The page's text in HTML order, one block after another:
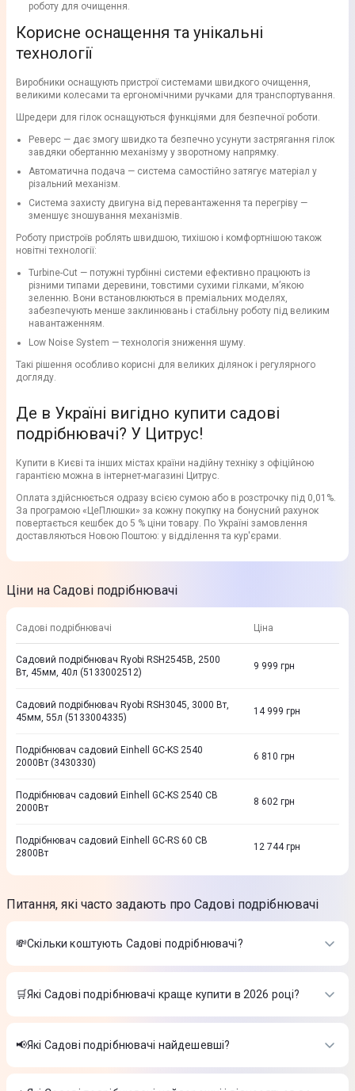
роботу для очищення.
Корисне оснащення та унікальні
технології
Виробники оснащують пристрої системами швидкого очищення,
великими колесами та ергономічними ручками для транспортування.
Шредери для гілок оснащуються функціями для безпечної роботи.
Реверс — дає змогу швидко та безпечно усунути застрягання гілок
завдяки обертанню механізму у зворотному напрямку.
Автоматична подача — система самостійно затягує матеріал у
різальний механізм.
Система захисту двигуна від перевантаження та перегріву —
зменшує зношування механізмів.
Роботу пристроїв роблять швидшою, тихішою і комфортнішою також
новітні технології:
Turbine-Cut — потужні турбінні системи ефективно працюють із
різними типами деревини, товстими сухими гілками, м’якою
зеленню. Вони встановлюються в преміальних моделях,
забезпечують менше заклинювань і стабільну роботу під великим
навантаженням.
Low Noise System — технологія зниження шуму.
Такі рішення особливо корисні для великих ділянок і регулярного
догляду.
Де в Україні вигідно купити садові
подрібнювачі? У Цитрус!
Купити в Києві та інших містах країни надійну техніку з офіційною
гарантією можна в інтернет-магазині Цитрус.
Оплата здійснюється одразу всією сумою або в розстрочку під 0,01%.
За програмою «ЦеПлюшки» за кожну покупку на бонусний рахунок
повертається кешбек до 5 % ціни товару. По Україні замовлення
доставляються Новою Поштою: у відділення та кур'єрами.
Ціни на Садові подрібнювачі
Садові подрібнювачі Ціна
Садовий подрiбнювач Ryobi RSH2545B, 2500
Вт, 45мм, 40л (5133002512)
9 999 грн
Садовий подрiбнювач Ryobi RSH3045, 3000 Вт,
45мм, 55л (5133004335)
14 999 грн
Подрiбнювач садовий Einhell GC-KS 2540
2000Вт (3430330)
6 810 грн
Подрібнювач садовий Einhell GC-KS 2540 CB
2000Вт
8 602 грн
Подрiбнювач садовий Einhell GC-RS 60 CB
2800Вт
12 744грн
Питання, які часто задають про Садові подрібнювачі
💸Скільки коштують Садові подрібнювачі?
Вартість товарів в категорії Садові подрібнювачі в інтернет-
магазині Цитрус
(5133002512)
Садовий подрiбнювач Ryobi RSH3045, 3000 Вт, 45мм, 55л
(5133004335) -
Подрiбнювач садовий Einhell GC-KS 2540 2000Вт (3430330)
🛒Які Садові подрібнювачі краще купити в 2026 році?
Найкращі Садові подрібнювачі в 2026 році на думку інтернет-
магазину Цитрус
📢Які Садові подрібнювачі найдешевші?
На сьогодні найдешевші Садові подрібнювачі